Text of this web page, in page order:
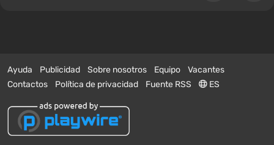
Ayuda Publicidad Sobre nosotros Equipo
Vacantes
Contactos
Política de privacidad Fuente RSS ES